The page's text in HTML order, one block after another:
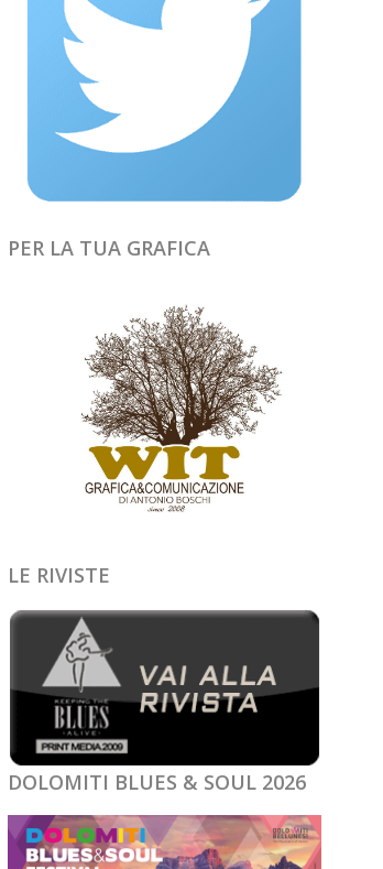
PER LA TUA GRAFICA
LE RIVISTE
DOLOMITI BLUES & SOUL 2026